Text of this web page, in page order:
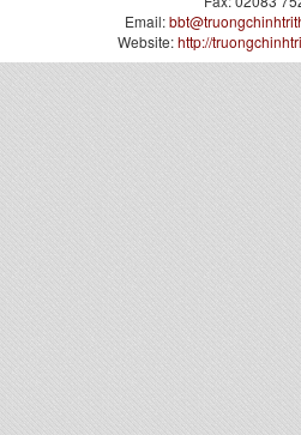
Email:
Website:http://